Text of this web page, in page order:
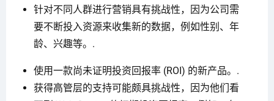
针对不同人群进行营销具有挑战性，因为公司需
要不断投入资源来收集新的数据，例如性别、年
龄、兴趣等。.
使用一款尚未证明投资回报率 (ROI) 的新产品。.
获得高管层的支持可能颇具挑战性，因为他们看